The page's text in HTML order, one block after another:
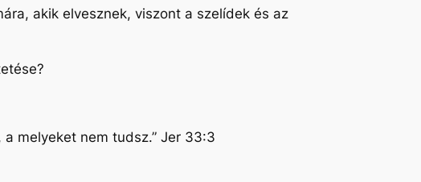
akik elvesznek, viszont a szelídek és az
melyeket nem tudsz.” Jer 33:3